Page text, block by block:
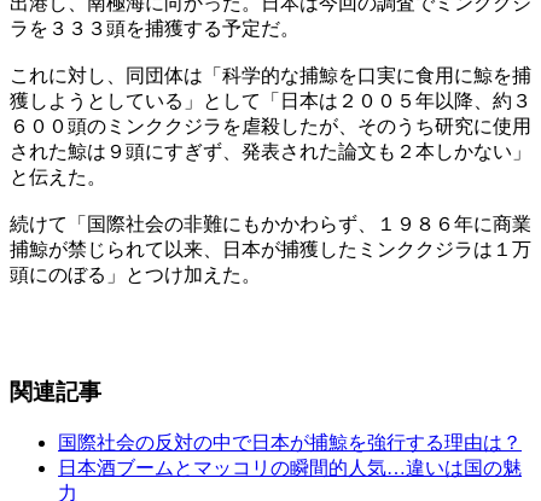
ラを３３３頭を捕獲する予定だ。
これに対し、同団体は「科学的な捕鯨を口実に食用に鯨を捕
獲しようとしている」として「日本は２００５年以降、約３
６００頭のミンククジラを虐殺したが、そのうち研究に使用
された鯨は９頭にすぎず、発表された論文も２本しかない」
と伝えた。
続けて「国際社会の非難にもかかわらず、１９８６年に商業
捕鯨が禁じられて以来、日本が捕獲したミンククジラは１万
頭にのぼる」とつけ加えた。
関連記事
国際社会の反対の中で日本が捕鯨を強行する理由は？
日本酒ブームとマッコリの瞬間的人気…違いは国の魅
力